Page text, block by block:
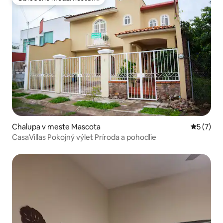
Obľúbené medzi hosťami
Chalupa v meste Mascota
5 (7)
CasaVillas Pokojný výlet Príroda a pohodlie